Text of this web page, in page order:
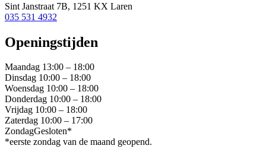
Sint Janstraat 7B, 1251 KX Laren
035 531 4932
Openingstijden
Maandag 13:00 – 18:00
Dinsdag 10:00 – 18:00
Woensdag 10:00 – 18:00
Donderdag 10:00 – 18:00
Vrijdag 10:00 – 18:00
Zaterdag 10:00 – 17:00
ZondagGesloten*
*eerste zondag van de maand geopend.